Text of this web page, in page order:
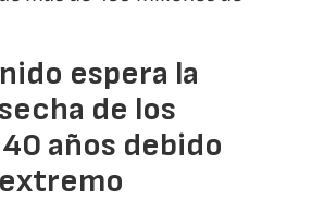
espera la
de los
años debido